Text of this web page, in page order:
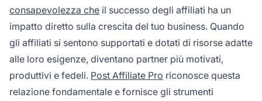
consapevolezza che il successo degli affiliati ha un
impatto diretto sulla crescita del tuo business. Quando
gli affiliati si sentono supportati e dotati di risorse adatte
alle loro esigenze, diventano partner più motivati,
produttivi e fedeli. Post Affiliate Pro riconosce questa
relazione fondamentale e fornisce gli strumenti